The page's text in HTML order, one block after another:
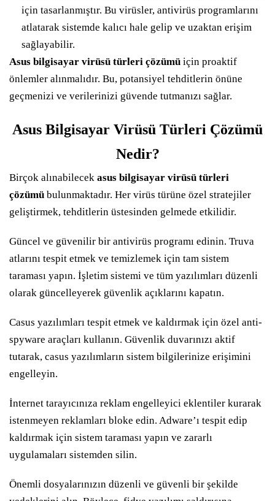
için tasarlanmıştır. Bu virüsler, antivirüs programlarını
atlatarak sistemde kalıcı hale gelip ve uzaktan erişim
sağlayabilir.
Asus bilgisayar virüsü türleri çözümü için proaktif
önlemler alınmalıdır. Bu, potansiyel tehditlerin önüne
geçmenizi ve verilerinizi güvende tutmanızı sağlar.
Asus Bilgisayar Virüsü Türleri Çözümü
Nedir?
Birçok alınabilecek asus bilgisayar virüsü türleri
çözümü bulunmaktadır. Her virüs türüne özel stratejiler
geliştirmek, tehditlerin üstesinden gelmede etkilidir.
Güncel ve güvenilir bir antivirüs programı edinin. Truva
atlarını tespit etmek ve temizlemek için tam sistem
taraması yapın. İşletim sistemi ve tüm yazılımları düzenli
olarak güncelleyerek güvenlik açıklarını kapatın.
Casus yazılımları tespit etmek ve kaldırmak için özel anti-
spyware araçları kullanın. Güvenlik duvarınızı aktif
tutarak, casus yazılımların sistem bilgilerinize erişimini
engelleyin.
İnternet tarayıcınıza reklam engelleyici eklentiler kurarak
istenmeyen reklamları bloke edin. Adware’ı tespit edip
kaldırmak için sistem taraması yapın ve zararlı
uygulamaları sistemden silin.
Önemli dosyalarınızın düzenli ve güvenli bir şekilde